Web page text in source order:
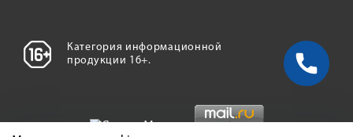
Категория информационной
продукции 16+.